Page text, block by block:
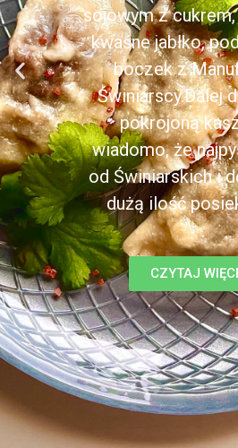
sojowym z
kwaśne jabłko,
boczek z
Świniarscy.Dalej
pokrojoną
wiadomo, że
od Świniarskich i
dużą ilość
CZYTAJ